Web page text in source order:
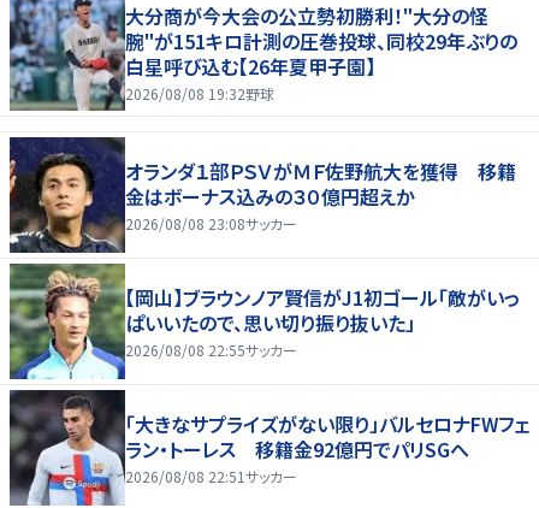
大分商が今大会の公立勢初勝利！"大分の怪
腕"が151キロ計測の圧巻投球、同校29年ぶりの
白星呼び込む【26年夏甲子園】
2026/08/08 19:32野球
オランダ１部ＰＳＶがＭＦ佐野航大を獲得 移籍
金はボーナス込みの３０億円超えか
2026/08/08 23:08サッカー
【岡山】ブラウンノア賢信がJ1初ゴール「敵がいっ
ぱいいたので、思い切り振り抜いた」
2026/08/08 22:55サッカー
「大きなサプライズがない限り」バルセロナFWフェ
ラン・トーレス 移籍金92億円でパリSGへ
2026/08/08 22:51サッカー